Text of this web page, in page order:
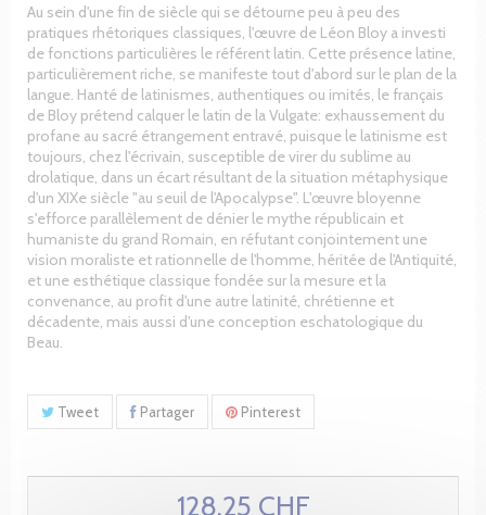
Au sein d'une fin de siècle qui se détourne peu à peu des
pratiques rhétoriques classiques, l'œuvre de Léon Bloy a investi
de fonctions particulières le référent latin. Cette présence latine,
particulièrement riche, se manifeste tout d'abord sur le plan de la
langue. Hanté de latinismes, authentiques ou imités, le français
de Bloy prétend calquer le latin de la Vulgate: exhaussement du
profane au sacré étrangement entravé, puisque le latinisme est
toujours, chez l'écrivain, susceptible de virer du sublime au
drolatique, dans un écart résultant de la situation métaphysique
d'un XIXe siècle "au seuil de l'Apocalypse". L'œuvre bloyenne
s'efforce parallèlement de dénier le mythe républicain et
humaniste du grand Romain, en réfutant conjointement une
vision moraliste et rationnelle de l'homme, héritée de l'Antiquité,
et une esthétique classique fondée sur la mesure et la
convenance, au profit d'une autre latinité, chrétienne et
décadente, mais aussi d'une conception eschatologique du
Beau.
Tweet Partager Pinterest
128.25 CHF